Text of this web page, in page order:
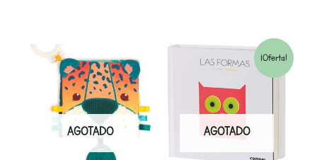
AGOTADO
¡Oferta!
AGOTADO
El
precio
original
era:
El
precio
actual